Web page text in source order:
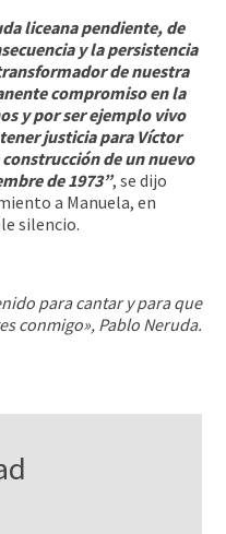
liceana pendiente, de
y la persistencia
de nuestra
compromiso en la
y por ser ejemplo vivo
justicia para Víctor
de un nuevo
de 1973”, se dijo
a Manuela, en
silencio.
para cantary para que
conmigo», Pablo Neruda.